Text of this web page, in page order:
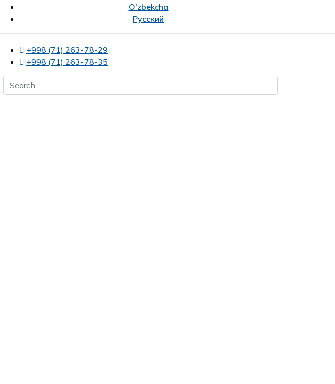
O'zbekcha
Русский
+998 (71) 263-78-29
+998 (71) 263-78-35